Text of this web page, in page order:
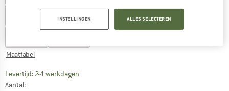
36 EU EU38 EU
Maattabel
Levertijd: 2-4 werkdagen
Aantal:
INSTELLINGEN ALLES SELECTEREN